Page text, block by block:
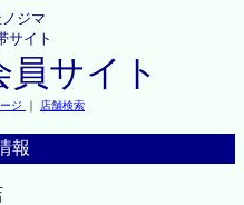
ジマ
サイト
サイト
ジ ｜ 店舗検索
報